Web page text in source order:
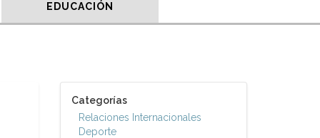
EDUCACIÓN
Categorías
Relaciones Internacionales
Deporte